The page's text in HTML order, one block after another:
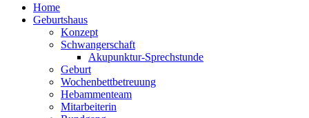
Home
Geburtshaus
Konzept
Schwangerschaft
Akupunktur-Sprechstunde
Geburt
Wochenbettbetreuung
Hebammenteam
Mitarbeiterin